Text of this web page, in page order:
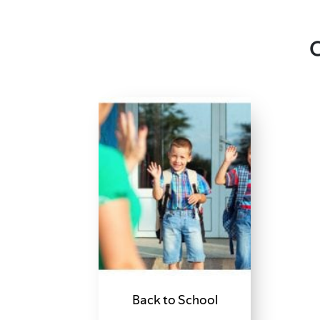
Back to School